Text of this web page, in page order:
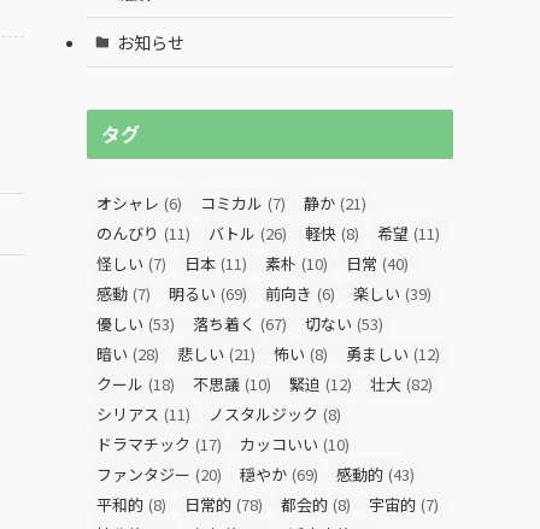
お知らせ
タグ
オシャレ (6) コミカル (7) 静か (21)
のんびり (11) バトル (26) 軽快 (8) 希望 (11)
怪しい (7) 日本 (11) 素朴 (10) 日常 (40)
感動 (7) 明るい (69) 前向き (6) 楽しい (39)
優しい (53) 落ち着く (67) 切ない (53)
暗い (28) 悲しい (21) 怖い (8) 勇ましい (12)
クール (18) 不思議 (10) 緊迫 (12) 壮大 (82)
シリアス (11) ノスタルジック (8)
ドラマチック (17) カッコいい (10)
ファンタジー (20) 穏やか (69) 感動的 (43)
平和的 (8) 日常的 (78) 都会的 (8) 宇宙的 (7)